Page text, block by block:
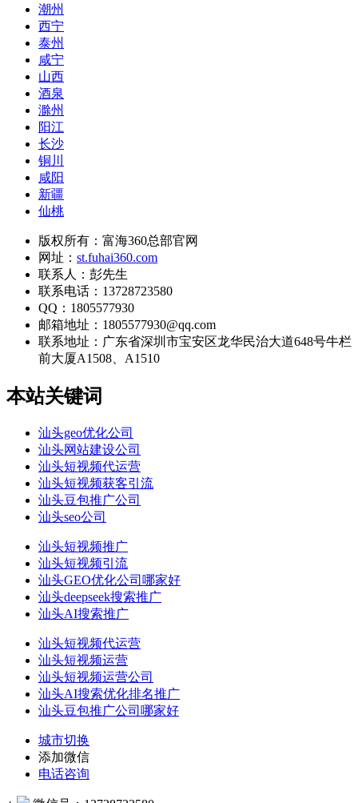
潮州
西宁
泰州
咸宁
山西
酒泉
滁州
阳江
长沙
铜川
咸阳
新疆
仙桃
版权所有：富海360总部官网
网址： st.fuhai360.com
联系人：彭先生
联系电话：13728723580
QQ：1805577930
邮箱地址：1805577930@qq.com
联系地址： 广东省深圳市宝安区龙华民治大道648号牛栏
前大厦A1508、A1510
本站关键词
汕头geo优化公司
汕头网站建设公司
汕头短视频代运营
汕头短视频获客引流
汕头豆包推广公司
汕头seo公司
汕头短视频推广
汕头短视频引流
汕头GEO优化公司哪家好
汕头deepseek搜索推广
汕头AI搜索推广
汕头短视频代运营
汕头短视频运营
汕头短视频运营公司
汕头AI搜索优化排名推广
汕头豆包推广公司哪家好
城市切换
添加微信
电话咨询